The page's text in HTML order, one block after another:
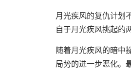
月光疾风的复仇计划
自于月光疾风挑起的
随着月光疾风的暗中
局势的进一步恶化。